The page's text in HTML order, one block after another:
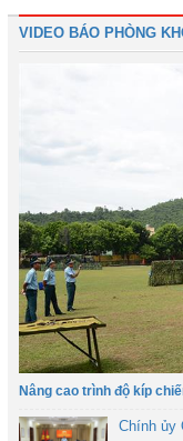
VIDEO BÁO PHÒNG
Nâng cao trình độ kíp
Chính ủy